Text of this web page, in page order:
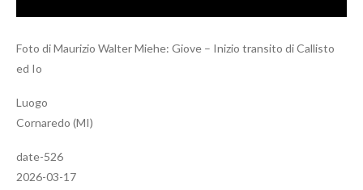
Foto di Maurizio Walter Miehe: Giove – Inizio transito di Callisto
ed Io
Luogo
Cornaredo (MI)
date-526
2026-03-17